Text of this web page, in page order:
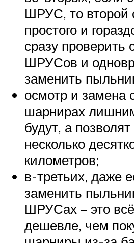
ШРУС, то второй
простого и
сразу проверить
ШРУСов и
заменить
осмотр и замена
шарнирах
будут, а
несколько
километров;
в-третьих, даже
заменить
ШРУСах – это
дешевле, чем